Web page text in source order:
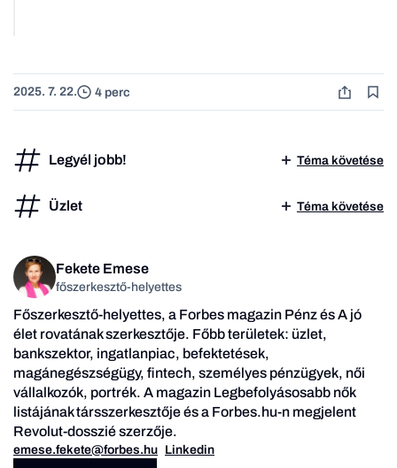
2025. 7. 22. 4 perc
Legyél jobb! Téma követése
Üzlet Téma követése
Fekete Emese
főszerkesztő-helyettes
Főszerkesztő-helyettes, a Forbes magazin Pénz és A jó
élet rovatának szerkesztője. Főbb területek: üzlet,
bankszektor, ingatlanpiac, befektetések,
magánegészségügy, fintech, személyes pénzügyek, női
vállalkozók, portrék. A magazin Legbefolyásosabb nők
listájának társszerkesztője és a Forbes.hu-n megjelent
Revolut-dosszié szerzője.
emese.fekete@forbes.hu Linkedin